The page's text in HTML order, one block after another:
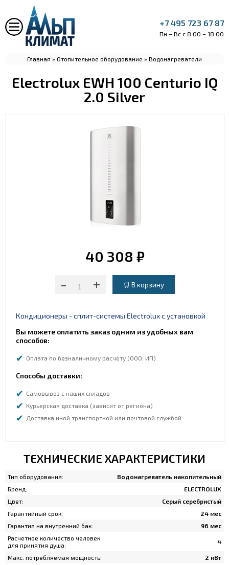
+7 495 723 67 87
Пн – Вс с 8.00 – 18.00
Главная » Отопительное оборудование » Водонагреватели
Electrolux EWH 100 Centurio IQ
2.0 Silver
40 308 ₽
-
+
Кондиционеры - сплит-системы Electrolux с установкой
Вы можете оплатить заказ одним из удобных вам
способов:
Оплата по безналичному расчету (ООО, ИП)
Способы доставки:
Самовывоз с наших складов
Курьерская доставка (зависит от региона)
Доставка иной транспортной или почтовой службой
ТЕХНИЧЕСКИЕ ХАРАКТЕРИСТИКИ
Тип оборудования:
Водонагреватель накопительный
Бренд:
ELECTROLUX
Цвет:
Серый серебристый
Гарантийный срок:
24 мес
Гарантия на внутренний бак:
96 мес
Расчетное количество человек
для принятия душа:
4
Макс. потребляемая мощность:
2 кВт